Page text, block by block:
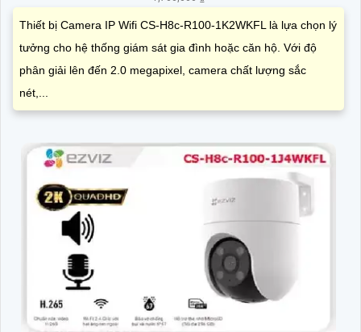
Thiết bị Camera IP Wifi CS-H8c-R100-1K2WKFL là lựa chọn lý
tưởng cho hệ thống giám sát gia đình hoặc căn hộ. Với độ
phân giải lên đến 2.0 megapixel, camera chất lượng sắc
nét,...